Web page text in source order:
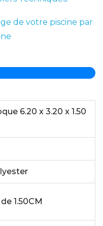
de votre piscine par
6.20 x 3.20 x 1.50
1.50CM